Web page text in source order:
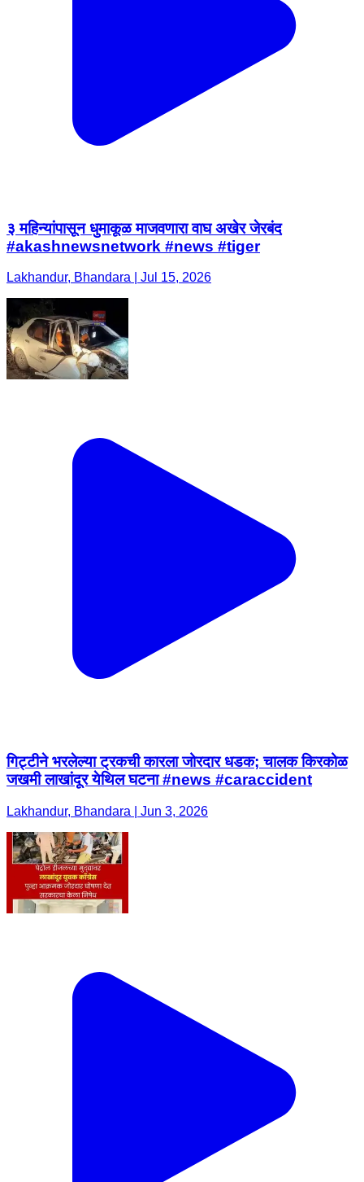
३ महिन्यांपासून धुमाकूळ माजवणारा वाघ अखेर जेरबंद
#akashnewsnetwork #news #tiger
Lakhandur, Bhandara | Jul 15, 2026
गिट्टीने भरलेल्या ट्रकची कारला जोरदार धडक; चालक किरकोळ
जखमी लाखांदूर येथिल घटना #news #caraccident
Lakhandur, Bhandara | Jun 3, 2026